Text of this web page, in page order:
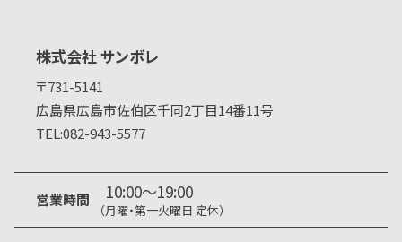
株式会社 サンボレ
〒731-5141
広島県広島市佐伯区千同2丁目14番11号
TEL:082-943-5577
営業時間 10:00～19:00
（月曜・第一火曜日 定休）